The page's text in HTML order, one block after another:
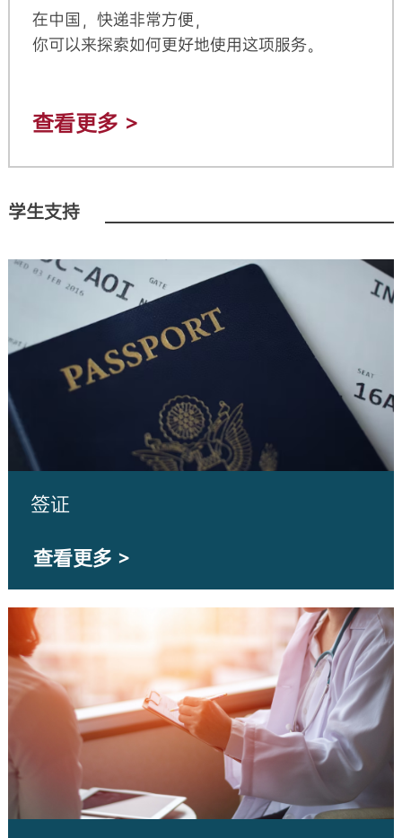
在中国，快递非常方便，
你可以来探索如何更好地使用这项服务。
查看更多 >
学生支持
签证
查看更多 >